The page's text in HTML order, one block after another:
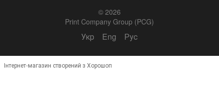
© 2026
Print Company Group (PCG)
Укр Eng Рус
Інтернет-магазин створений з Хорошоп